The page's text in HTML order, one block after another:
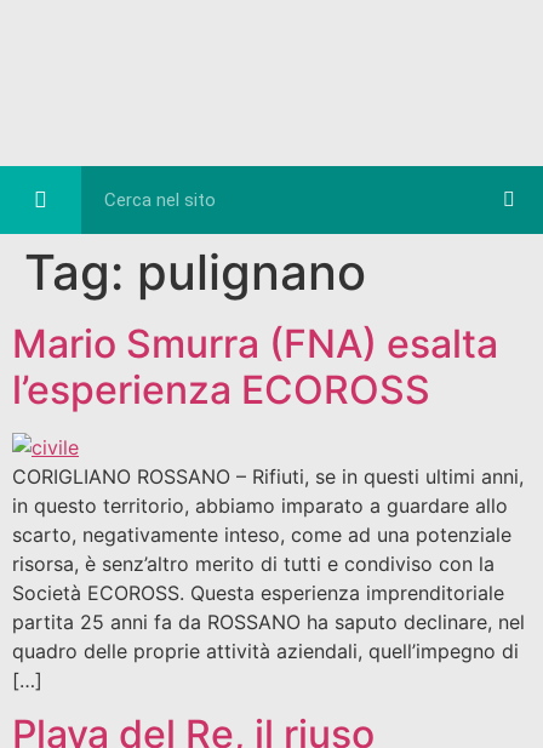
Tag: pulignano
Mario Smurra (FNA) esalta
l’esperienza ECOROSS
CORIGLIANO ROSSANO – Rifiuti, se in questi ultimi anni,
in questo territorio, abbiamo imparato a guardare allo
scarto, negativamente inteso, come ad una potenziale
risorsa, è senz’altro merito di tutti e condiviso con la
Società ECOROSS. Questa esperienza imprenditoriale
partita 25 anni fa da ROSSANO ha saputo declinare, nel
quadro delle proprie attività aziendali, quell’impegno di
[…]
Playa del Re, il riuso